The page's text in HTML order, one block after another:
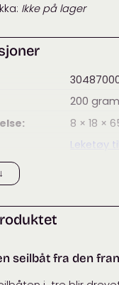
Ikke på lager
200 gram
8 × 18 ×
Leketøy
seilbåt fra den